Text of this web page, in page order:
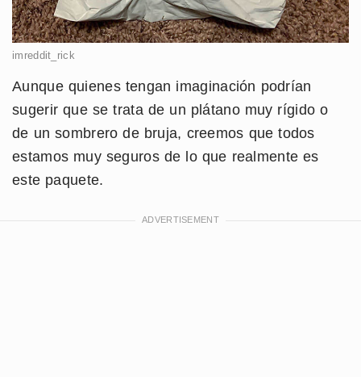
imreddit_rick
Aunque quienes tengan imaginación podrían
sugerir que se trata de un plátano muy rígido o
de un sombrero de bruja, creemos que todos
estamos muy seguros de lo que realmente es
este paquete.